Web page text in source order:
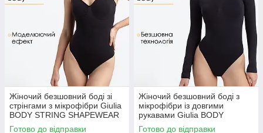
Жіночий безшовний боді зі
стрінгами з мікрофібри Giulia
BODY STRING SHAPEWEAR
L/XL Black-black, з
Готово до відправки
Жіночий безшовний боді з
мікрофібри із довгими
рукавами Giulia BODY
LONGSLEEVE L/XL Black-
Готово до відправки